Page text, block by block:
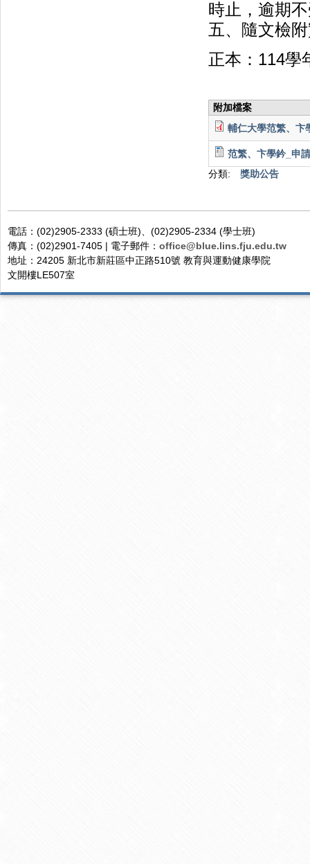
時止，逾期
五、隨文檢
正本：114學
附加檔案
輔仁大學范繁、卞
范繁、卞學鈐_申
分類:
獎助公告
電話：(02)2905-2333 (碩士班)、(02)2905-2334 (學士班)
傳真：(02)2901-7405 | 電子郵件： office@blue.lins.fju.edu.tw
地址：24205 新北市新莊區中正路510號 教育與運動健康學院
文開樓LE507室